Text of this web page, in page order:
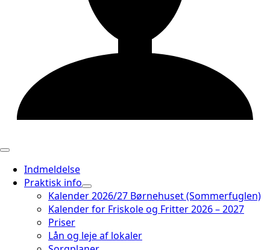
Indmeldelse
Praktisk info
Kalender 2026/27 Børnehuset (Sommerfuglen)
Kalender for Friskole og Fritter 2026 – 2027
Priser
Lån og leje af lokaler